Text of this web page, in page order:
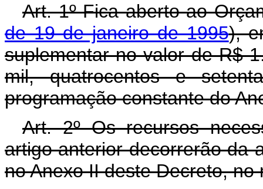
Art. 1º Fica aberto ao
de 19 de janeiro de 1995),
suplementar no valor de R$
mil, quatrocentos e
programação constante do
Art. 2º Os recursos
artigo anterior decorrerão da
no Anexo II deste Decreto,